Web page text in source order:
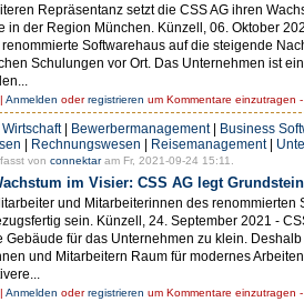
Repräsentanz setzt die CSS AG ihren
in der Region München. Künzell, 06. Oktober
Softwarehaus auf die steigende
Schulungen vor Ort. Das Unternehmen ist
| Anmelden oderregistrieren um Kommentare einzutragen
Wirtschaft| Bewerbermanagement| Business
| Rechnungswesen | Reisemanagement|
von connektaram Fr, 2021-09-24 15:11.
im Visier: CSS AG legt
und Mitarbeiterinnen des
sein. Künzell, 24. September 2021 -
Gebäude für das Unternehmen zu klein.
und Mitarbeitern Raum für modernes
| Anmelden oderregistrieren um Kommentare einzutragen